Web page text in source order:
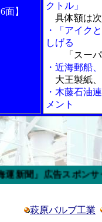
6面】
クトル」
具体額は次
・「アイク
しげる
「スーパ
・近海郵船
大王製紙、
・木藤石油
メント
広告スポンサー企業
萩原バルブ工業